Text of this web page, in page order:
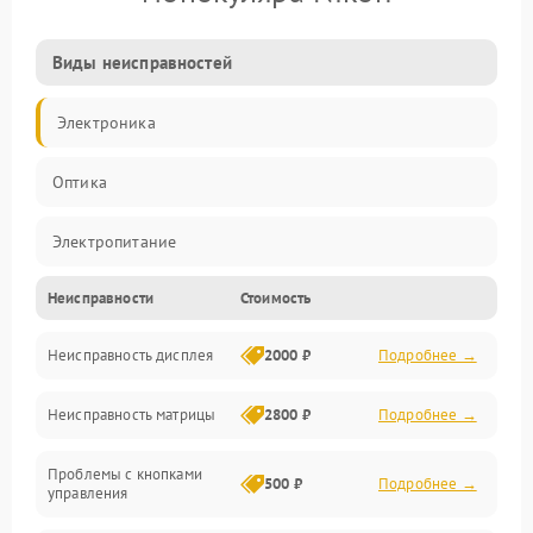
Виды неисправностей
Электроника
Оптика
Электропитание
Видео
ПО
Управление
Механические повреждения
Неисправности Стоимость
Неисправность дисплея 2000 ₽ Подробнее →
Неисправность матрицы 2800 ₽ Подробнее →
Проблемы с кнопками
управления
500 ₽ Подробнее →